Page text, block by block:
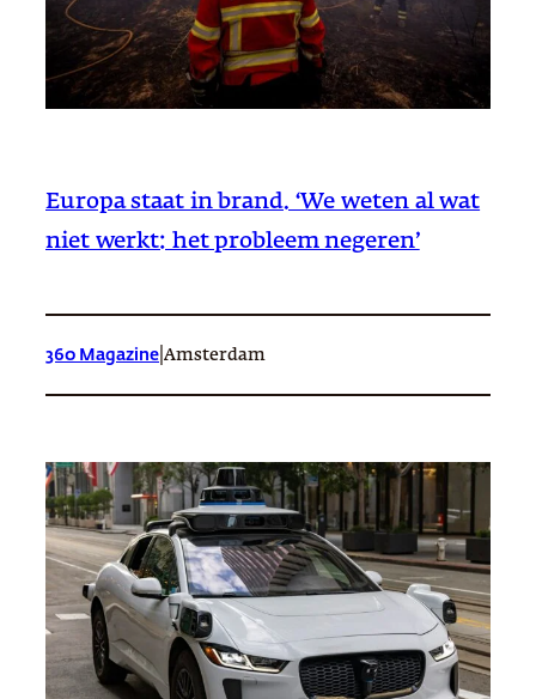
Europa staat in brand. ‘We weten al wat
niet werkt: het probleem negeren’
360 Magazine Amsterdam